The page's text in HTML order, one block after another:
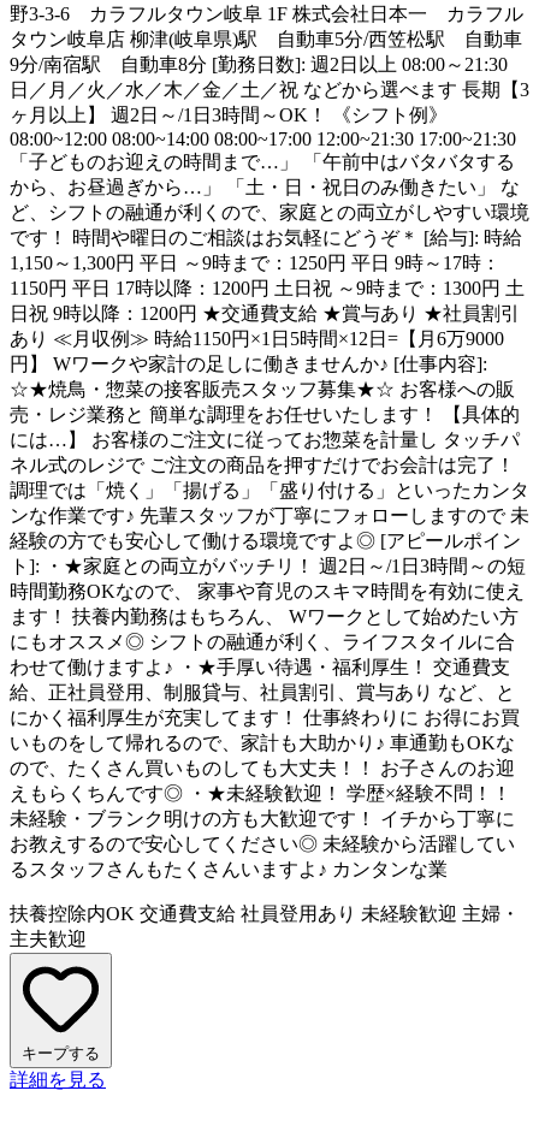
野3-3-6 カラフルタウン岐阜 1F 株式会社日本一 カラフル
タウン岐阜店 柳津(岐阜県)駅 自動車5分/西笠松駅 自動車
9分/南宿駅 自動車8分 [勤務日数]: 週2日以上 08:00～21:30
日／月／火／水／木／金／土／祝 などから選べます 長期【3
ヶ月以上】 週2日～/1日3時間～OK！ 《シフト例》
08:00~12:00 08:00~14:00 08:00~17:00 12:00~21:30 17:00~21:30
「子どものお迎えの時間まで…」 「午前中はバタバタする
から、お昼過ぎから…」 「土・日・祝日のみ働きたい」 な
ど、シフトの融通が利くので、家庭との両立がしやすい環境
です！ 時間や曜日のご相談はお気軽にどうぞ＊ [給与]: 時給
1,150～1,300円 平日 ～9時まで：1250円 平日 9時～17時：
1150円 平日 17時以降：1200円 土日祝 ～9時まで：1300円 土
日祝 9時以降：1200円 ★交通費支給 ★賞与あり ★社員割引
あり ≪月収例≫ 時給1150円×1日5時間×12日=【月6万9000
円】 Wワークや家計の足しに働きませんか♪ [仕事内容]:
☆★焼鳥・惣菜の接客販売スタッフ募集★☆ お客様への販
売・レジ業務と 簡単な調理をお任せいたします！ 【具体的
には…】 お客様のご注文に従ってお惣菜を計量し タッチパ
ネル式のレジで ご注文の商品を押すだけでお会計は完了！
調理では「焼く」「揚げる」「盛り付ける」といったカンタ
ンな作業です♪ 先輩スタッフが丁寧にフォローしますので 未
経験の方でも安心して働ける環境ですよ◎ [アピールポイン
ト]: ・★家庭との両立がバッチリ！ 週2日～/1日3時間～の短
時間勤務OKなので、 家事や育児のスキマ時間を有効に使え
ます！ 扶養内勤務はもちろん、 Wワークとして始めたい方
にもオススメ◎ シフトの融通が利く、ライフスタイルに合
わせて働けますよ♪ ・★手厚い待遇・福利厚生！ 交通費支
給、正社員登用、制服貸与、社員割引、賞与あり など、と
にかく福利厚生が充実してます！ 仕事終わりに お得にお買
いものをして帰れるので、家計も大助かり♪ 車通勤もOKな
ので、たくさん買いものしても大丈夫！！ お子さんのお迎
えもらくちんです◎ ・★未経験歓迎！ 学歴×経験不問！！
未経験・ブランク明けの方も大歓迎です！ イチから丁寧に
お教えするので安心してください◎ 未経験から活躍してい
るスタッフさんもたくさんいますよ♪ カンタンな業
扶養控除内OK 交通費支給 社員登用あり 未経験歓迎 主婦・
主夫歓迎
キープする
詳細を見る